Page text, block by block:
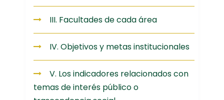
III. Facultades de cada área
IV. Objetivos y metas institucionales
V. Los indicadores relacionados con
temas de interés público o